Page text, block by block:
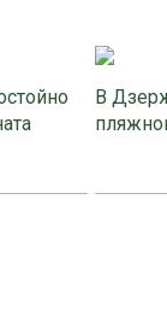
В